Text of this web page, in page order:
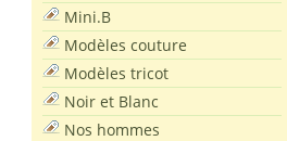
Mini.B
Modèles couture
Modèles tricot
Noir et Blanc
Nos hommes